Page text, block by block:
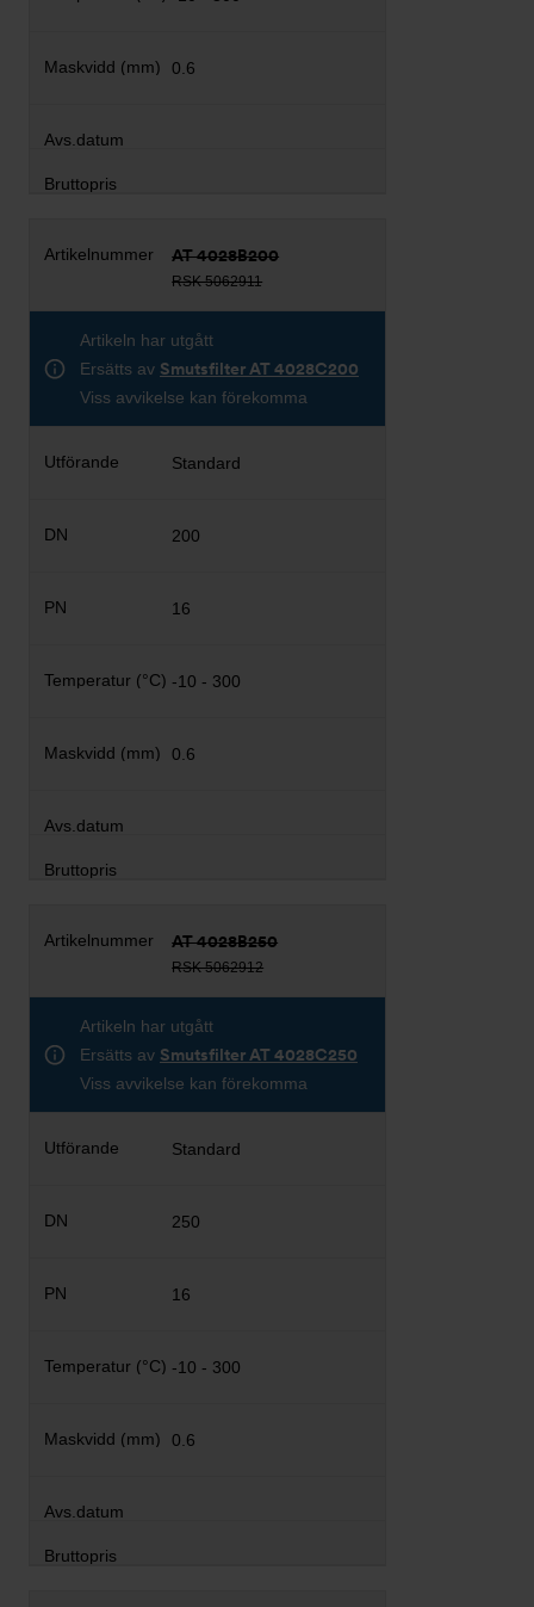
0.6
AT 4028B200
RSK 5062911
Artikeln har utgått
Ersätts av Smutsfilter AT 4028C200
Viss avvikelse kan förekomma
Standard
200
16
-10 - 300
0.6
AT 4028B250
RSK 5062912
Artikeln har utgått
Ersätts av Smutsfilter AT 4028C250
Viss avvikelse kan förekomma
Standard
250
16
-10 - 300
0.6